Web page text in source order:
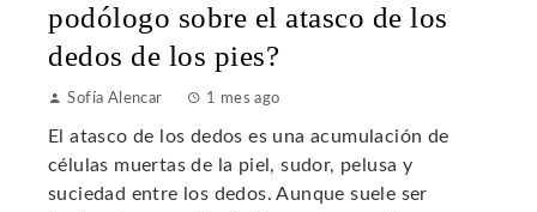
podólogo sobre el atasco de los
dedos de los pies?
Sofía Alencar 1 mes ago
El atasco de los dedos es una acumulación de
células muertas de la piel, sudor, pelusa y
suciedad entre los dedos. Aunque suele ser